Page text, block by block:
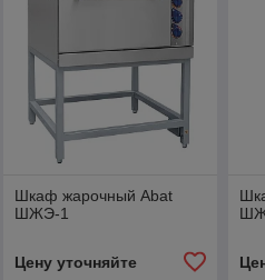
Шкаф жарочный Abat
ШЖЭ-1
Цену уточняйте